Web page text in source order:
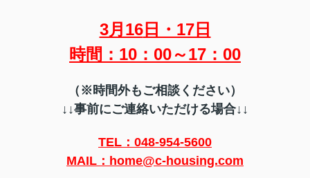
3月16日・17日
時間：10：00～17：00
（※時間外もご相談ください）
↓↓事前にご連絡いただける場合↓↓
TEL：048-954-5600
MAIL：home@c-housing.com